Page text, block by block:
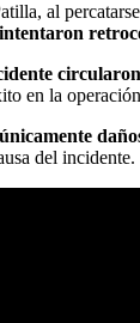
al
en la
del incidente.